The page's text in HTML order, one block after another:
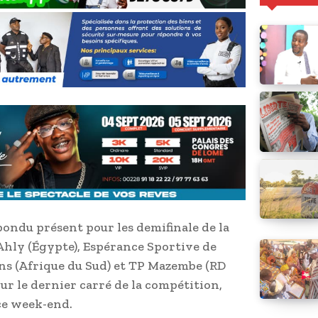
présent pour les demifinale de la
(Égypte), Espérance Sportive de
(Afrique du Sud) et TP Mazembe (RD
le dernier carré de la compétition,
week-end.